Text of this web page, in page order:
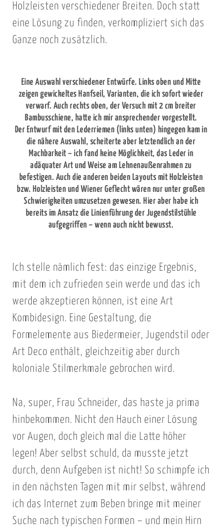
Holzleisten verschiedener Breiten. Doch statt
eine Lösung zu finden, verkompliziert sich das
Ganze noch zusätzlich.
Eine Auswahl verschiedener Entwürfe. Links oben und Mitte
zeigen gewickeltes Hanfseil, Varianten, die ich sofort wieder
verwarf. Auch rechts oben, der Versuch mit 2 cm breiter
Bambusschiene, hatte ich mir ansprechender vorgestellt.
Der Entwurf mit den Lederriemen (links unten) hingegen kam in
die nähere Auswahl, scheiterte aber letztendlich an der
Machbarkeit – ich fand keine Möglichkeit, das Leder in
adäquater Art und Weise am Lehnenaußenrahmen zu
befestigen. Auch die anderen beiden Layouts mit Holzleisten
bzw. Holzleisten und Wiener Geflecht wären nur unter großen
Schwierigkeiten umzusetzen gewesen. Hier aber habe ich
bereits im Ansatz die Linienführung der Jugendstilstühle
aufgegriffen – wenn auch nicht bewusst.
Ich stelle nämlich fest: das einzige Ergebnis,
mit dem ich zufrieden sein werde und das ich
werde akzeptieren können, ist eine Art
Kombidesign. Eine Gestaltung, die
Formelemente aus Biedermeier, Jugendstil oder
Art Deco enthält, gleichzeitig aber durch
koloniale Stilmerkmale gebrochen wird.
Na, super, Frau Schneider, das haste ja prima
hinbekommen. Nicht den Hauch einer Lösung
vor Augen, doch gleich mal die Latte höher
legen! Aber selbst schuld, da musste jetzt
durch, denn Aufgeben ist nicht! So schimpfe ich
in den nächsten Tagen mit mir selbst, während
ich das Internet zum Beben bringe mit meiner
Suche nach typischen Formen – und mein Hirn